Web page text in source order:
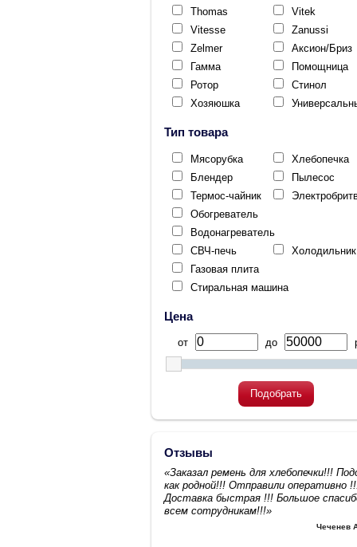
Thomas
Vitek
Vitesse
Zanussi
Zelmer
Аксион/Бриз
Гамма
Помощница
Ротор
Стинол
Хозяюшка
Тип товара
Мясорубка
Хлебопечка
Блендер
Пылесос
Термос-чайник
Обогреватель
Водонагреватель
СВЧ-печь
Холодильник
Газовая плита
Стиральная машина
Цена
от до
Подобрать
Отзывы
«Заказал ремень для хлебопечки!!!
как родной!!! Отправили оперативно
Доставка быстрая !!! Большое
всем сотрудникам!!!»
Чеченев